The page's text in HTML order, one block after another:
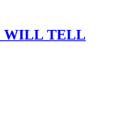
WILL TELL